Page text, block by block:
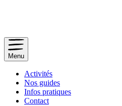
Menu
Activités
Nos guides
Infos pratiques
Contact